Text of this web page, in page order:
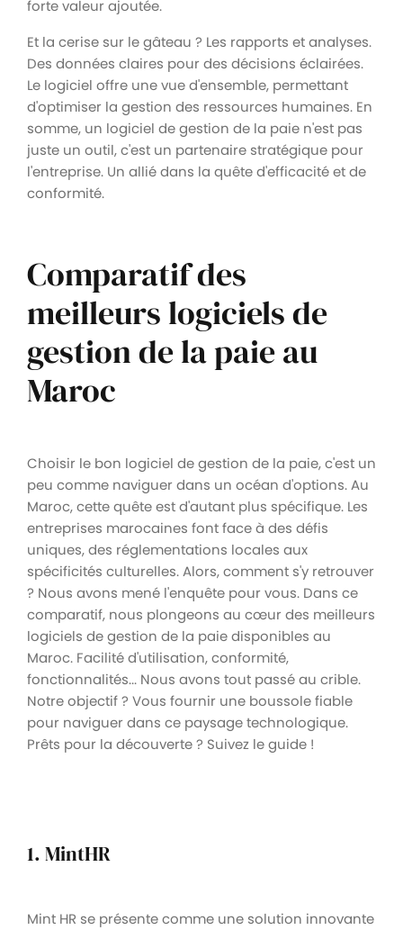
forte valeur ajoutée.
Et la cerise sur le gâteau ? Les rapports et analyses.
Des données claires pour des décisions éclairées.
Le logiciel offre une vue d'ensemble, permettant
d'optimiser la gestion des ressources humaines. En
somme, un logiciel de gestion de la paie n'est pas
juste un outil, c'est un partenaire stratégique pour
l'entreprise. Un allié dans la quête d'efficacité et de
conformité.
Comparatif des
meilleurs logiciels de
gestion de la paie au
Maroc
Choisir le bon logiciel de gestion de la paie, c'est un
peu comme naviguer dans un océan d'options. Au
Maroc, cette quête est d'autant plus spécifique. Les
entreprises marocaines font face à des défis
uniques, des réglementations locales aux
spécificités culturelles. Alors, comment s'y retrouver
? Nous avons mené l'enquête pour vous. Dans ce
comparatif, nous plongeons au cœur des meilleurs
logiciels de gestion de la paie disponibles au
Maroc. Facilité d'utilisation, conformité,
fonctionnalités... Nous avons tout passé au crible.
Notre objectif ? Vous fournir une boussole fiable
pour naviguer dans ce paysage technologique.
Prêts pour la découverte ? Suivez le guide !
1. MintHR
Mint HR se présente comme une solution innovante